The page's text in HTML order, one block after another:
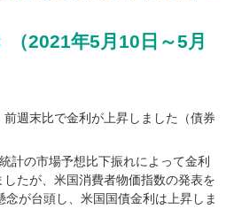
2021年5月10日～5月
週末比で金利が上昇しました（債券
計の市場予想比下振れによって金利
たが、米国消費者物価指数の発表を
念が台頭し、米国国債金利は上昇しま